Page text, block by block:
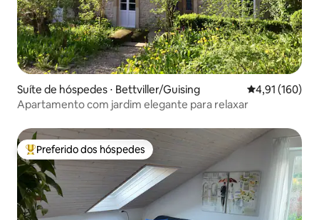
Suíte de hóspedes ⋅ Bettviller/Guising 4,91 de uma
4,91 (160)
Apartamento com jardim elegante para relaxar
Entre os melhores preferidos dos hóspedes
Preferido dos hóspedes